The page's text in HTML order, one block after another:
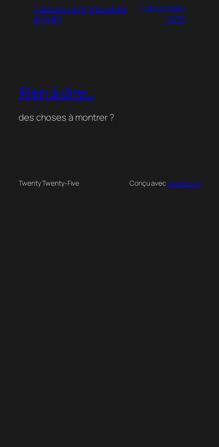
L’œuvre dont j’ai oublié
le nom
1 décembre
2025
Rien à dire…
des choses à montrer ?
Twenty Twenty-Five Conçu avec WordPress